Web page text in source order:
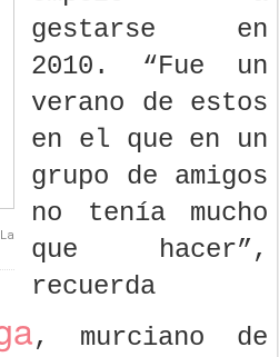
gestarse en
2010. “Fue un
verano de estos
en el que en un
grupo de amigos
no tenía mucho
que hacer”,
recuerda
, murciano de